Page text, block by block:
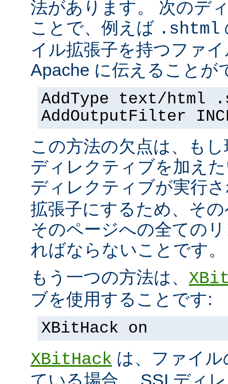
法があります。 次のデ
ことで、例えば .shtml
イル拡張子を持つファ
Apache に伝えることが
AddType text/html
AddOutputFilter
この方法の欠点は、も
ディレクティブを加え
ディレクティブが実行
拡張子にするため、そ
そのページへの全ての
ればならないことです。
もう一つの方法は、
ブを使用することです:
XBitHack on
XBitHack は、ファイ